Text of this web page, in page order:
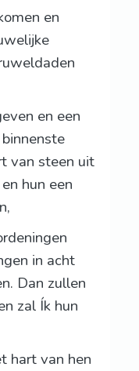
en
en een
van steen uit
hun een
in acht
Dan zullen
zal Ík hun
hart van hen